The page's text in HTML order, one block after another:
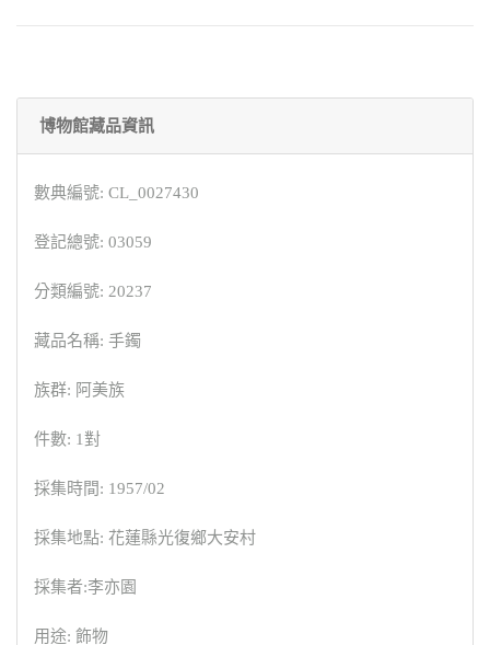
博物館藏品資訊
數典編號: CL_0027430
登記總號: 03059
分類編號: 20237
藏品名稱: 手鐲
族群: 阿美族
件數: 1對
採集時間: 1957/02
採集地點: 花蓮縣光復鄉大安村
採集者:李亦園
用途: 飾物